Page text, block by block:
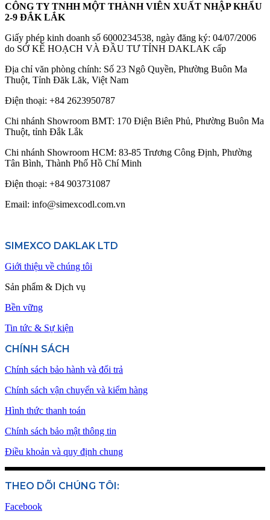
CÔNG TY TNHH MỘT THÀNH VIÊN XUẤT NHẬP KHẨU
2-9 ĐẮK LẮK
Giấy phép kinh doanh số 6000234538, ngày đăng ký: 04/07/2006
do SỞ KẾ HOẠCH VÀ ĐẦU TƯ TỈNH DAKLAK cấp
Địa chỉ văn phòng chính: Số 23 Ngô Quyền, Phường Buôn Ma
Thuột, Tỉnh Đăk Lăk, Việt Nam
Điện thoại: +84 2623950787
Chi nhánh Showroom BMT: 170 Điện Biên Phủ, Phường Buôn Ma
Thuột, tỉnh Đắk Lắk
Chi nhánh Showroom HCM: 83-85 Trương Công Định, Phường
Tân Bình, Thành Phố Hồ Chí Minh
Điện thoại: +84 903731087
Email: info@simexcodl.com.vn
SIMEXCO DAKLAK LTD
Giới thiệu về chúng tôi
Sản phẩm & Dịch vụ
Bền vững
Tin tức & Sự kiện
CHÍNH SÁCH
Chính sách bảo hành và đổi trả
Chính sách vận chuyển và kiểm hàng
Hình thức thanh toán
Chính sách bảo mật thông tin
Điều khoản và quy định chung
THEO DÕI CHÚNG TÔI:
Facebook